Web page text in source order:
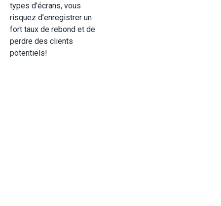
types d’écrans, vous
risquez d’enregistrer un
fort taux de rebond et de
perdre des clients
potentiels!